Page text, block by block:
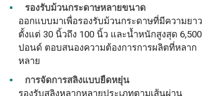
รองรับม้วนกระดาษหลายขนาด
ออกแบบมาเพื่อรองรับม้วนกระดาษที่มีความยาว
ตั้งแต่ 30 นิ้วถึง 100 นิ้ว และน้ำหนักสูงสุด 6,500
ปอนด์ ตอบสนองความต้องการการผลิตที่หลาก
หลาย
การจัดการสลิงแบบยืดหยุ่น